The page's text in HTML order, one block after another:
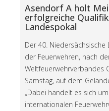
Asendorf A holt
erfolgreiche
Landespokal
Der 40.
der Feuerwehren, nach
Weltfeuerwehrverbandes
Samstag, auf dem
„Dabei handelt es sich
internationalen